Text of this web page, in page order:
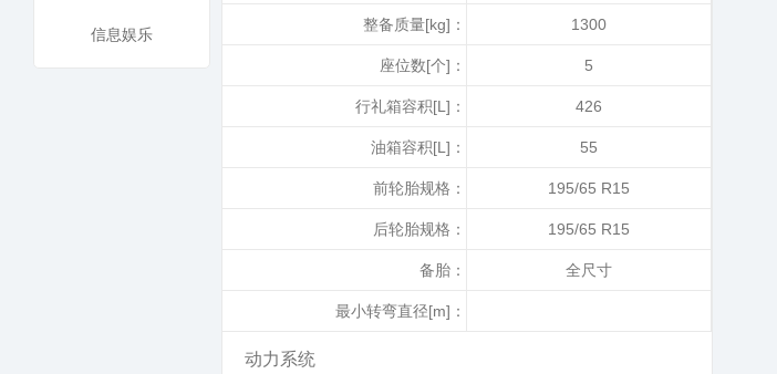
整备质量[kg]： 1300
座位数[个]： 5
行礼箱容积[L]： 426
油箱容积[L]： 55
前轮胎规格： 195/65 R15
后轮胎规格： 195/65 R15
备胎： 全尺寸
最小转弯直径[m]：
动力系统
信息娱乐